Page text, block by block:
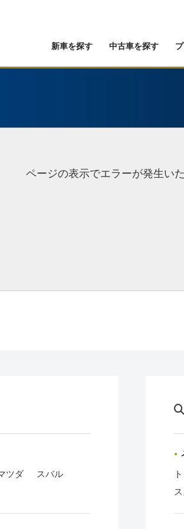
新車を探す 中古車を探す
ページの表示でエラーが発生いた
ツダ スバル